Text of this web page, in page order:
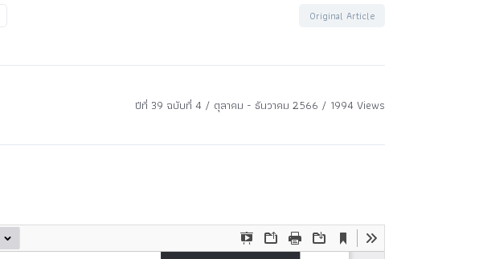
Original Article
ปีที่ 39 ฉบับที่ 4 / ตุลาคม - ธันวาคม 2566 / 1994 Views